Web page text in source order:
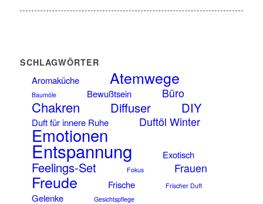
SCHLAGWÖRTER
Aromaküche Atemwege
Baumöle Bewußtsein Büro
Chakren Diffuser DIY
Duft für innere Ruhe Duftöl Winter
Emotionen
Entspannung Exotisch
Feelings-Set Fokus Frauen
Freude Frische Frischer Duft
Gelenke Gesichtspflege